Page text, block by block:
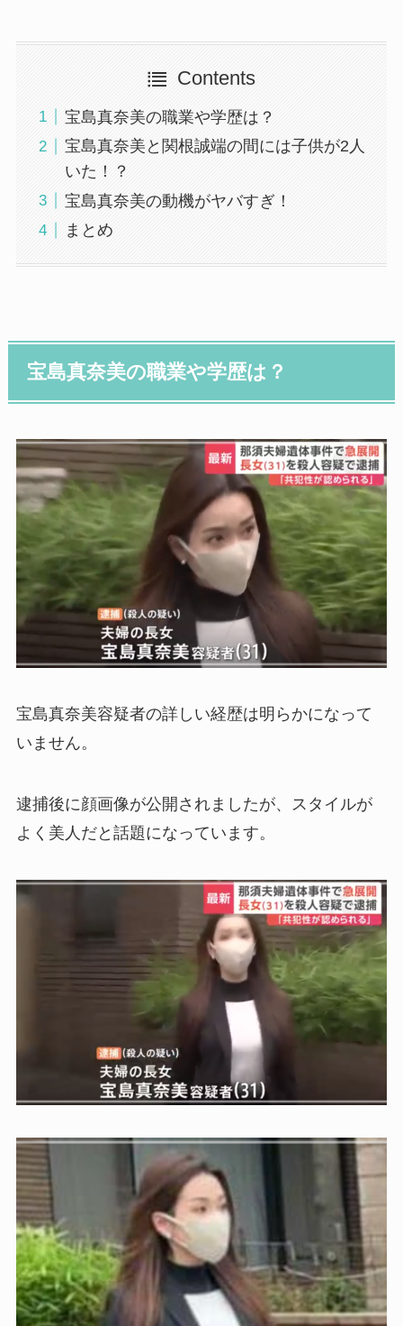
Contents
宝島真奈美の職業や学歴は？
宝島真奈美と関根誠端の間には子供が2人
いた！？
宝島真奈美の動機がヤバすぎ！
まとめ
宝島真奈美の職業や学歴は？
宝島真奈美容疑者の詳しい経歴は明らかになって
いません。
逮捕後に顔画像が公開されましたが、スタイルが
よく美人だと話題になっています。